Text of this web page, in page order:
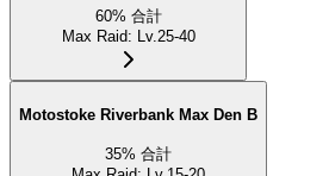
60% 合計
Max Raid: Lv.25-40
Motostoke Riverbank Max Den B
35% 合計